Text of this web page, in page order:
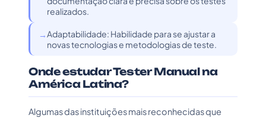
realizados.
Adaptabilidade: Habilidade para se ajustar a
novas tecnologias e metodologias de teste.
Onde estudar Tester Manual na
América Latina?
Algumas das instituições mais reconhecidas que